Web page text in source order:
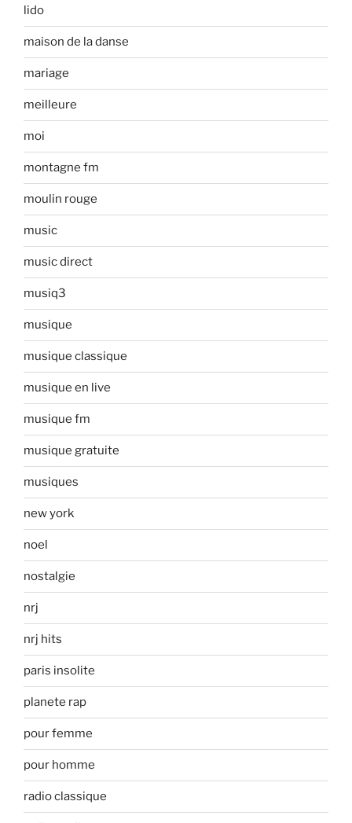
lido
maison de la danse
mariage
meilleure
moi
montagne fm
moulin rouge
music
music direct
musiq3
musique
musique classique
musique en live
musique fm
musique gratuite
musiques
new york
noel
nostalgie
nrj
nrj hits
paris insolite
planete rap
pour femme
pour homme
radio classique